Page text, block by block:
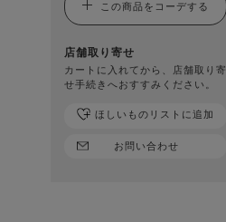
この商品をコーデする
店舗取り寄せ
カートに入れてから、店舗取り寄
せ手続きへおすすみください。
お問い合わせ
ほしいものリストに追加